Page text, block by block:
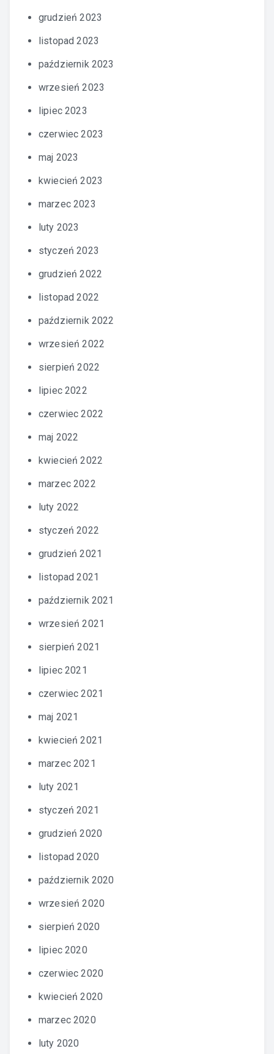
grudzień 2023
listopad 2023
październik 2023
wrzesień 2023
lipiec 2023
czerwiec 2023
maj 2023
kwiecień 2023
marzec 2023
luty 2023
styczeń 2023
grudzień 2022
listopad 2022
październik 2022
wrzesień 2022
sierpień 2022
lipiec 2022
czerwiec 2022
maj 2022
kwiecień 2022
marzec 2022
luty 2022
styczeń 2022
grudzień 2021
listopad 2021
październik 2021
wrzesień 2021
sierpień 2021
lipiec 2021
czerwiec 2021
maj 2021
kwiecień 2021
marzec 2021
luty 2021
styczeń 2021
grudzień 2020
listopad 2020
październik 2020
wrzesień 2020
sierpień 2020
lipiec 2020
czerwiec 2020
kwiecień 2020
marzec 2020
luty 2020